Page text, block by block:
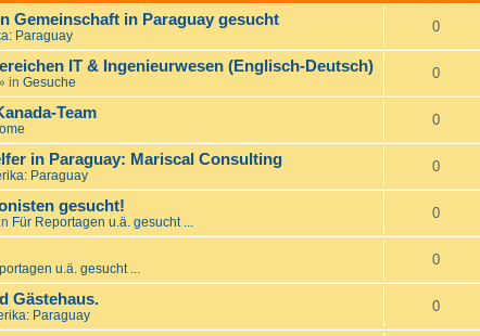
Gemeinschaft in Paraguay gesucht
Paraguay
0
IT & Ingenieurwesen (Englisch-Deutsch)
in Gesuche
0
Team 0
in Paraguay: Mariscal Consulting
Paraguay
0
gesucht!
Für Reportagen u.ä. gesucht ...
0
u.ä. gesucht ...
0
Gästehaus.
Paraguay
0